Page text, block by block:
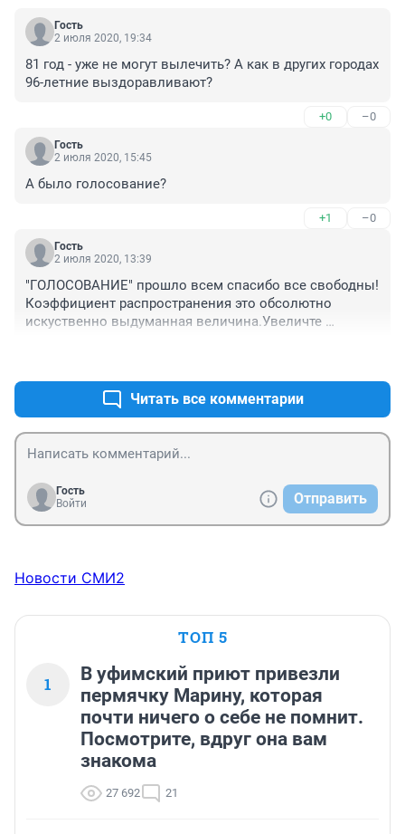
Гость
2 июля 2020, 19:34
81 год - уже не могут вылечить? А как в других городах
96-летние выздоравливают?
+0 –0
Гость
2 июля 2020, 15:45
А было голосование?
+1 –0
Гость
2 июля 2020, 13:39
"ГОЛОСОВАНИЕ" прошло всем спасибо все свободны!
Коэффициент распространения это обсолютно
искуственно выдуманная величина.Увеличте
эпидемии нет ,судя по количеству "заражённых" к
общей численности населения
Читать все комментарии
Гость
Войти
Отправить
Новости СМИ2
ТОП 5
1
В уфимский приют привезли
пермячку Марину, которая
почти ничего о себе не помнит.
Посмотрите, вдруг она вам
знакома
27 692 21